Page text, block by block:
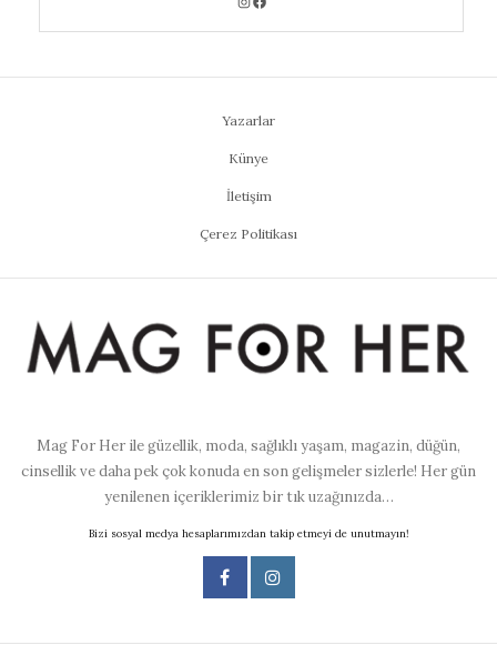
Yazarlar
Künye
İletişim
Çerez Politikası
Mag For Her ile güzellik, moda, sağlıklı yaşam, magazin, düğün,
cinsellik ve daha pek çok konuda en son gelişmeler sizlerle! Her gün
yenilenen içeriklerimiz bir tık uzağınızda…
Bizi sosyal medya hesaplarımızdan takip etmeyi de unutmayın!